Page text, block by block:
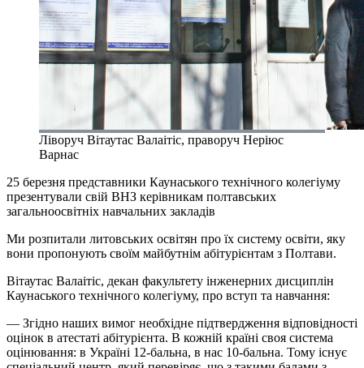
Ліворуч Вітаутас Валаітіс, праворуч Неріюс
Варнас
25 березня представники Каунаського технічного колегіуму
презентували свій ВНЗ керівникам полтавських
загальноосвітніх навчальних закладів
Ми розпитали литовських освітян про їх систему освіти, яку
вони пропонують своїм майбутнім абітурієнтам з Полтави.
Вітаутас Валаітіс, декан факультету інженерних дисциплін
Каунаського технічного колегіуму, про вступ та навчання:
— Згідно наших вимог необхідне підтвердження відповідності
оцінок в атестаті абітурієнта. В кожній країні своя система
оцінювання: в Україні 12-бальна, в нас 10-бальна. Тому існує